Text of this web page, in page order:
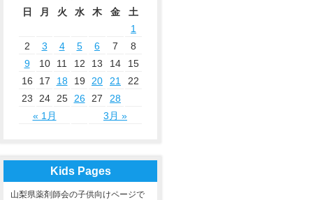
日
月 火 水 木 金
土
1
2
3 4 5 6 7
8
9
10 11 12 13 14
15
16
17 18 19 20 21
22
23
24 25 26 27
28
« 1月
3月 »
Kids Pages
山梨県薬剤師会の子供向けページで